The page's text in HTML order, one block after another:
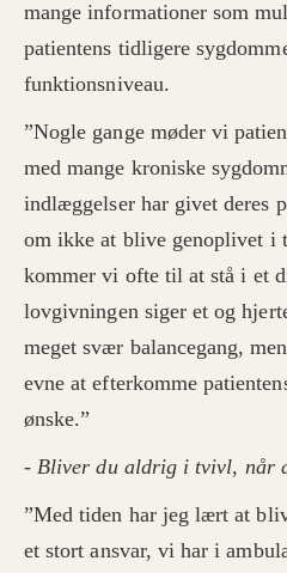
mange informationer som
patientens tidligere
funktionsniveau.
”Nogle gange møder vi
med mange kroniske
indlæggelser har givet deres
om ikke at blive genoplivet i
kommer vi ofte til at stå i et
lovgivningen siger et og
meget svær balancegang,
evne at efterkomme
ønske.”
- Bliver du aldrig i tvivl, når
”Med tiden har jeg lært at
et stort ansvar, vi har i